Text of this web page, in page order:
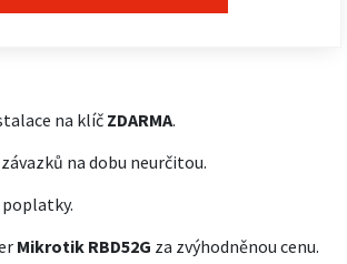
na klíč ZDARMA.
na dobu neurčitou.
Mikrotik RBD52G za zvýhodněnou cenu.